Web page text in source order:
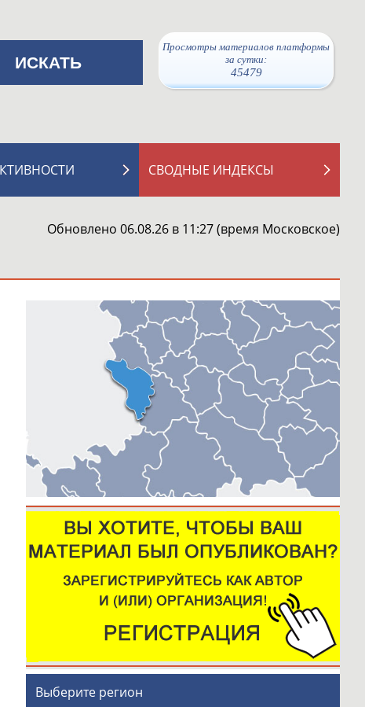
Просмотры материалов платформы
за сутки:
45479
СВОДНЫЕ ИНДЕКСЫ
Обновлено 06.08.26 в 11:27 (время Московское)
Выберите регион